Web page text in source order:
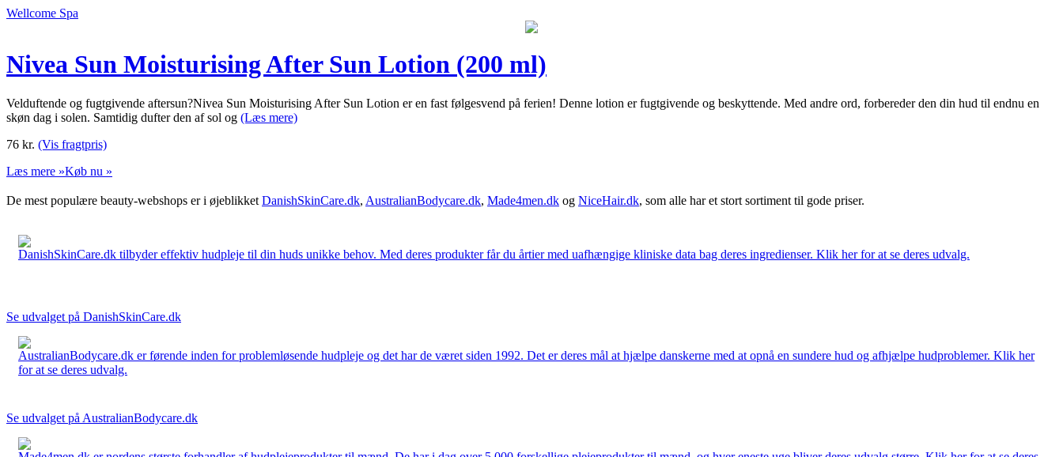
Wellcome Spa
Nivea Sun Moisturising After Sun Lotion (200 ml)
Velduftende og fugtgivende aftersun?Nivea Sun Moisturising After Sun Lotion er en fast følgesvend på ferien! Denne lotion er fugtgivende og beskyttende. Med andre ord, forbereder den din hud til endnu en
skøn dag i solen. Samtidig dufter den af sol og (Læs mere)
76 kr. (Vis fragtpris)
Læs mere »Køb nu »
De mest populære beauty-webshops er i øjeblikket DanishSkinCare.dk, AustralianBodycare.dk, Made4men.dk og NiceHair.dk, som alle har et stort sortiment til gode priser.
DanishSkinCare.dk tilbyder effektiv hudpleje til din huds unikke behov. Med deres produkter får du årtier med uafhængige kliniske data bag deres ingredienser. Klik her for at se deres udvalg.
Se udvalget på DanishSkinCare.dk
AustralianBodycare.dk er førende inden for problemløsende hudpleje og det har de været siden 1992. Det er deres mål at hjælpe danskerne med at opnå en sundere hud og afhjælpe hudproblemer. Klik her
for at se deres udvalg.
Se udvalget på AustralianBodycare.dk